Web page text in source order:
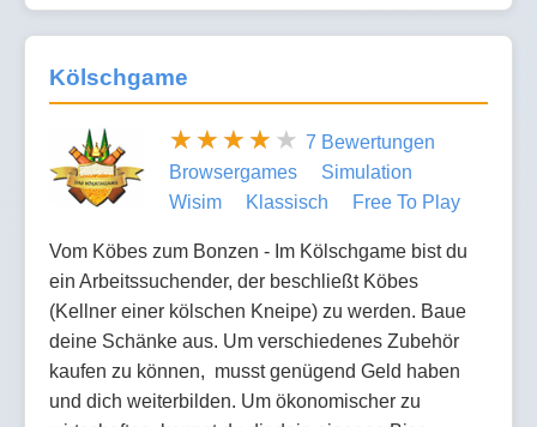
Kölschgame
7 Bewertungen
Browsergames
Simulation
Wisim
Klassisch Free To Play
Vom Köbes zum Bonzen - Im Kölschgame bist du
ein Arbeitssuchender, der beschließt Köbes
(Kellner einer kölschen Kneipe) zu werden. Baue
deine Schänke aus. Um verschiedenes Zubehör
kaufen zu können, musst genügend Geld haben
und dich weiterbilden. Um ökonomischer zu